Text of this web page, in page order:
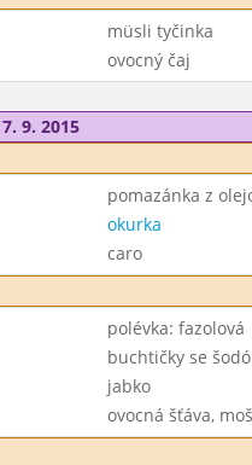
müsli tyčinka
ovocný čaj
9. 2015
pomazánka z
okurka
caro
polévka: fazolová
buchtičky se šodó
jabko
ovocná šťáva,